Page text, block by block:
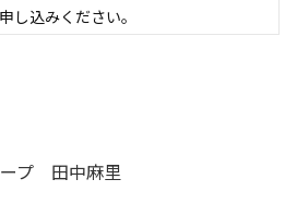
し込みください。
ープ 田中麻里